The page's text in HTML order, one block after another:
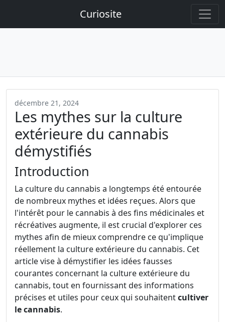
Curiosite
décembre 21, 2024
Les mythes sur la culture
extérieure du cannabis
démystifiés
Introduction
La culture du cannabis a longtemps été entourée
de nombreux mythes et idées reçues. Alors que
l'intérêt pour le cannabis à des fins médicinales et
récréatives augmente, il est crucial d'explorer ces
mythes afin de mieux comprendre ce qu'implique
réellement la culture extérieure du cannabis. Cet
article vise à démystifier les idées fausses
courantes concernant la culture extérieure du
cannabis, tout en fournissant des informations
précises et utiles pour ceux qui souhaitentcultiver
le cannabis.